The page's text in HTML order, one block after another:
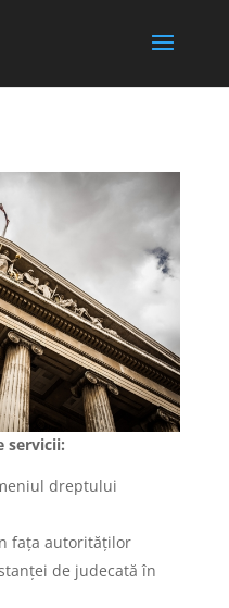
servicii:
dreptului
fața autorităților
de judecată în